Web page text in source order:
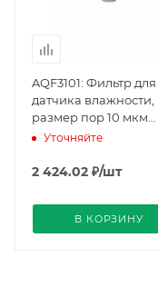
AQF3101: Фильтр для
датчика влажности,
размер пор 10 мкм
(BPZ:AQF3101),
Уточняйте
2 424.02 ₽/шт
В КОРЗИНУ